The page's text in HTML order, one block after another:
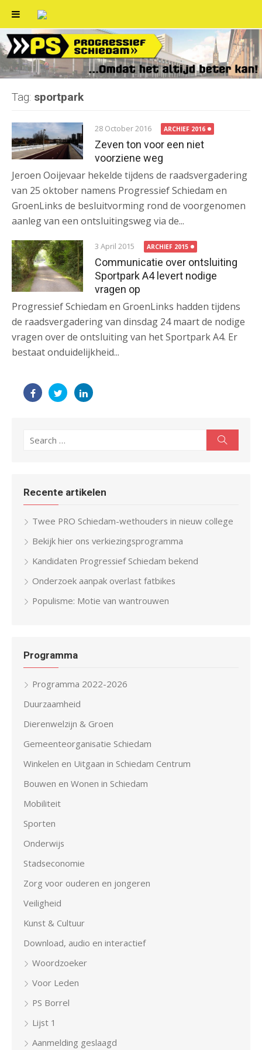
Skip
to
content
Tag: sportpark
28 October 2016 ARCHIEF 2016
Zeven ton voor een niet
voorziene weg
Jeroen Ooijevaar hekelde tijdens de raadsvergadering
van 25 oktober namens Progressief Schiedam en
GroenLinks de besluitvorming rond de voorgenomen
aanleg van een ontsluitingsweg via de...
3 April 2015 ARCHIEF 2015
Communicatie over ontsluiting
Sportpark A4 levert nodige
vragen op
Progressief Schiedam en GroenLinks hadden tijdens
de raadsvergadering van dinsdag 24 maart de nodige
vragen over de ontsluiting van het Sportpark A4. Er
bestaat onduidelijkheid...
for:
Recente artikelen
Twee PRO Schiedam-wethouders in nieuw college
Bekijk hier ons verkiezingsprogramma
Kandidaten Progressief Schiedam bekend
Onderzoek aanpak overlast fatbikes
Populisme: Motie van wantrouwen
Programma
Programma 2022-2026
Duurzaamheid
Dierenwelzijn & Groen
Gemeenteorganisatie Schiedam
Winkelen en Uitgaan in Schiedam Centrum
Bouwen en Wonen in Schiedam
Mobiliteit
Sporten
Onderwijs
Stadseconomie
Zorg voor ouderen en jongeren
Veiligheid
Kunst & Cultuur
Download, audio en interactief
Woordzoeker
Voor Leden
PS Borrel
Lijst 1
Aanmelding geslaagd